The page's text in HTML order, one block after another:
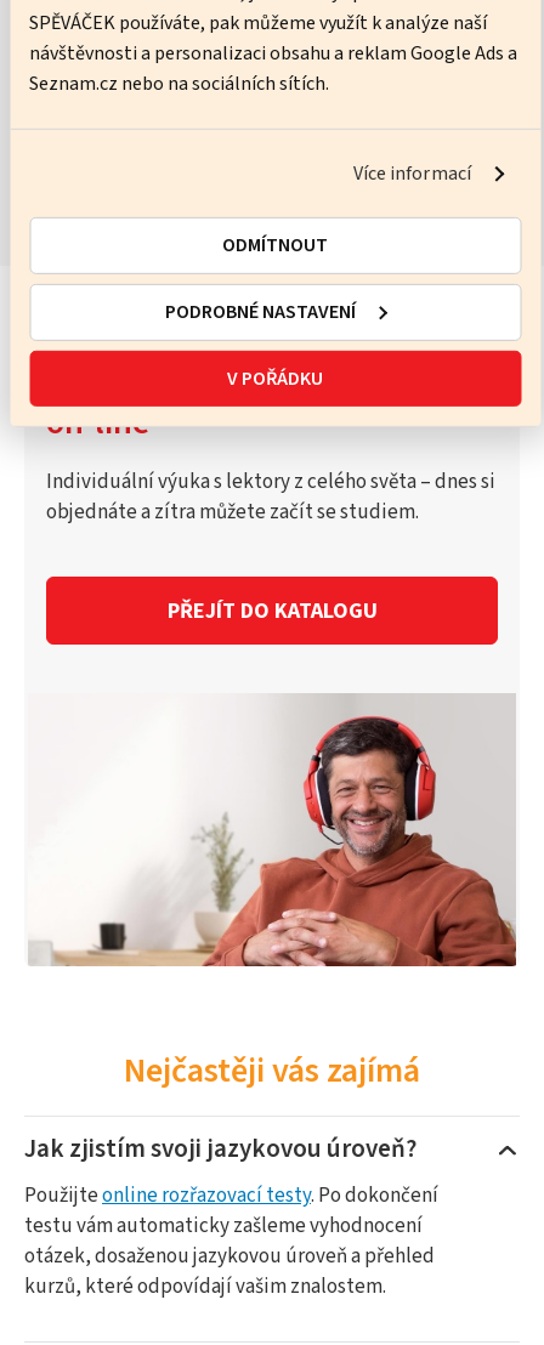
SPĚVÁČEK používáte, pak můžeme využít k analýze naší
návštěvnosti a personalizaci obsahu a reklam Google Ads a
Seznam.cz nebo na sociálních sítích.
Více informací
V POŘÁDKU
PODROBNÉ NASTAVENÍ
ODMÍTNOUT
No pressure, just practice – I’ll help you get better every lesson.
ZOBRAZIT KURZY
Vyzkoušejte Katalog lektorů
on-line
Individuální výuka s lektory z celého světa – dnes si
objednáte a zítra můžete začít se studiem.
PŘEJÍT DO KATALOGU
Nejčastěji vás zajímá
Jak zjistím svoji jazykovou úroveň?
Použijteonline rozřazovací testy. Po dokončení
testu vám automaticky zašleme vyhodnocení
otázek, dosaženou jazykovou úroveň a přehled
kurzů, které odpovídají vašim znalostem.